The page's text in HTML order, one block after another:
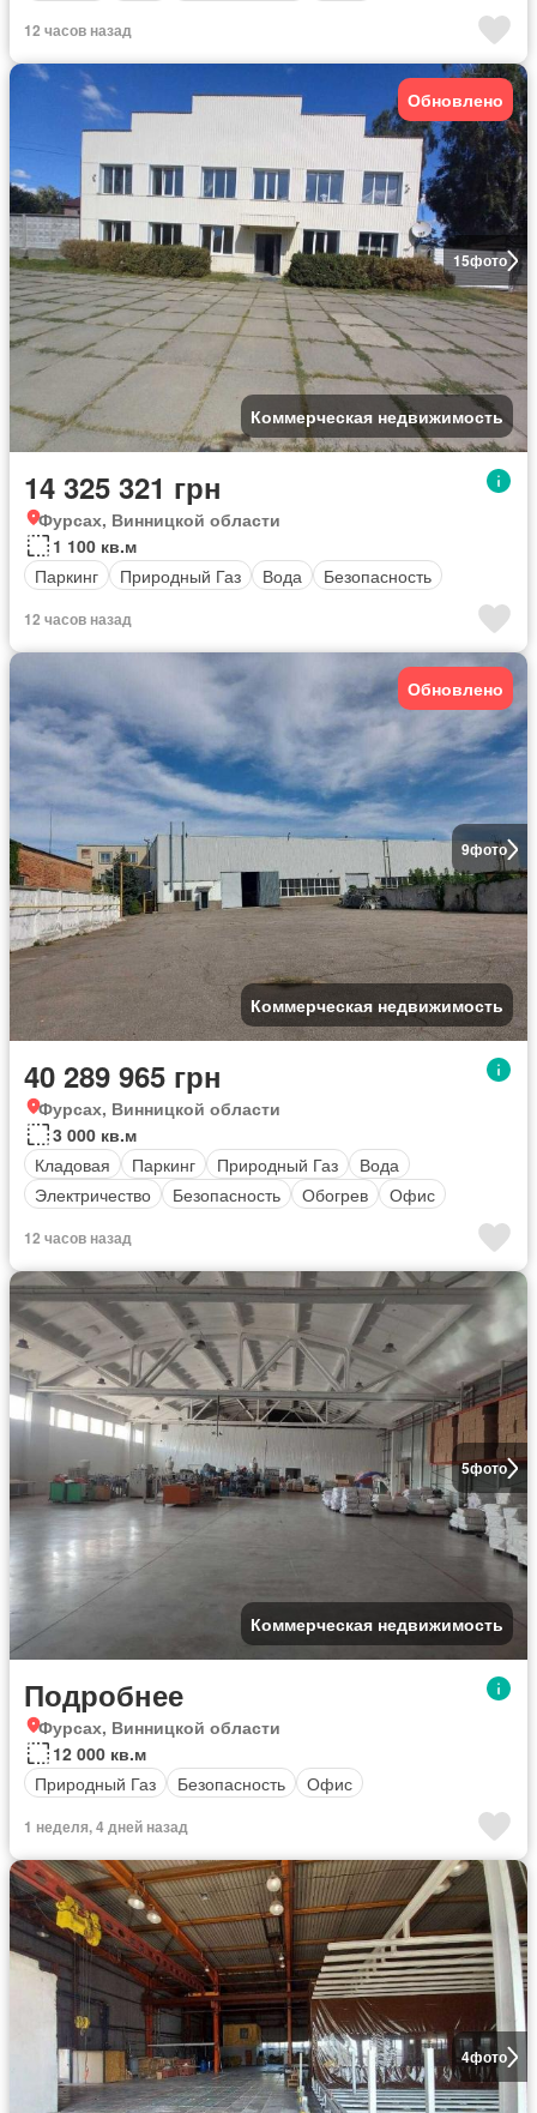
12 часов назад
15фото
Обновлено
Коммерческая недвижимость
14 325 321 грн
Фурсах, Винницкой области
1 100 кв.м
Паркинг
Природный Газ Вода Безопасность
12 часов назад
9фото
Обновлено
Коммерческая недвижимость
40 289 965 грн
Фурсах, Винницкой области
3 000 кв.м
Кладовая
Паркинг Природный Газ
Вода
Электричество
Безопасность Обогрев Офис
12 часов назад
5фото
Коммерческая недвижимость
Подробнее
Фурсах, Винницкой области
12 000 кв.м
Природный Газ
Безопасность Офис
1 неделя, 4 дней назад
4фото